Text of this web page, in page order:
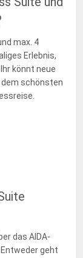
max. 4
Erlebnis,
könnt neue
schönsten
das AIDA-
Entweder geht